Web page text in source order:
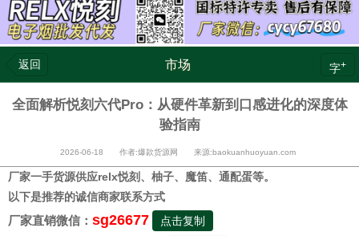
返回 市场 字+
全面解析悦刻六代Pro：从硬件革新到口感进化的深度体
验指南
2026-06-18 作者:爆款货源网 来源:baokuanhuoyuan.com
厂家一手货源供应relx悦刻、柚子、魔笛、通配蛋等。
以下是推荐的诚信商家联系方式
厂家直销微信： sg26677 点击复制